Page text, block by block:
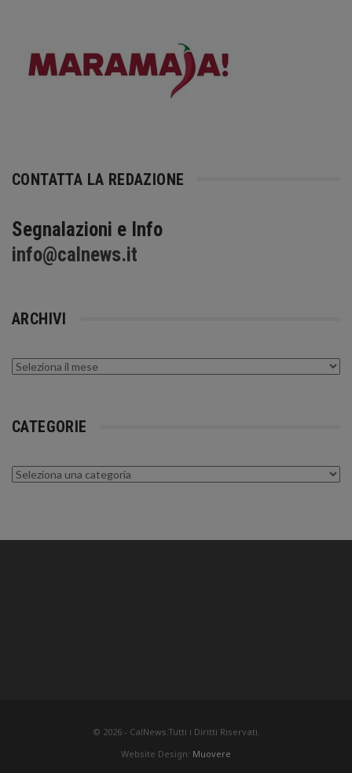
CONTATTA LA REDAZIONE
Segnalazioni e Info
info@calnews.it
ARCHIVI
Archivi
CATEGORIE
Categorie
© 2026 - CalNews.Tutti i Diritti Riservati.
Website Design: Muovere